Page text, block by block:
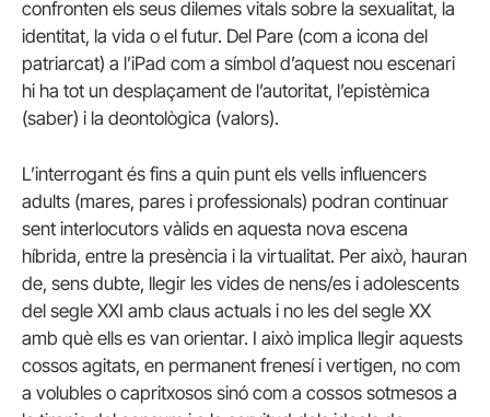
confronten els seus dilemes vitals sobre la sexualitat, la
identitat, la vida o el futur. Del Pare (com a icona del
patriarcat) a l’iPad com a símbol d’aquest nou escenari
hi ha tot un desplaçament de l’autoritat, l’epistèmica
(saber) i la deontològica (valors).
L’interrogant és fins a quin punt els vells influencers
adults (mares, pares i professionals) podran continuar
sent interlocutors vàlids en aquesta nova escena
híbrida, entre la presència i la virtualitat. Per això, hauran
de, sens dubte, llegir les vides de nens/es i adolescents
del segle XXI amb claus actuals i no les del segle XX
amb què ells es van orientar. I això implica llegir aquests
cossos agitats, en permanent frenesí i vertigen, no com
a volubles o capritxosos sinó com a cossos sotmesos a